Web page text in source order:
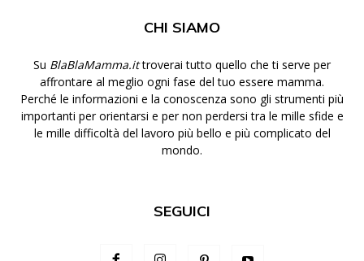
CHI SIAMO
Su BlaBlaMamma.ittroverai tutto quello che ti serve per
affrontare al meglio ogni fase del tuo essere mamma.
Perché le informazioni e la conoscenza sono gli strumenti più
importanti per orientarsi e per non perdersi tra le mille sfide e
le mille difficoltà del lavoro più bello e più complicato del
mondo.
SEGUICI